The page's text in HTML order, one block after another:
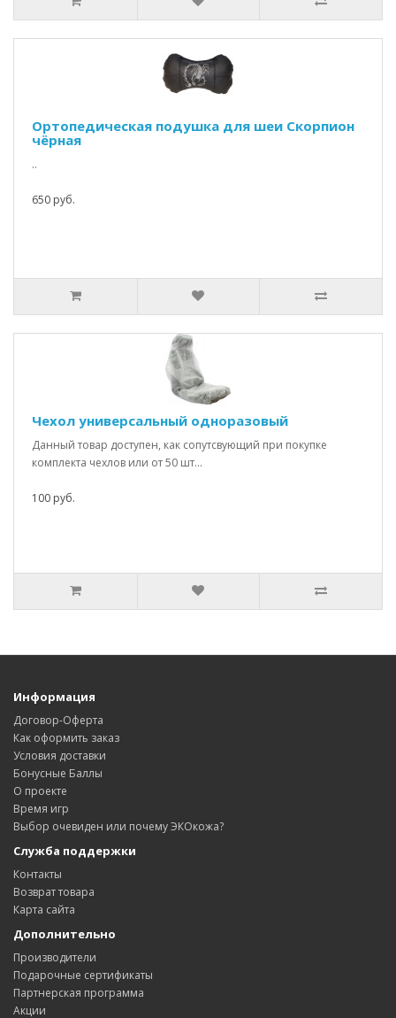
Ортопедическая подушка для шеи Скорпион
чёрная
..
650 руб.
Чехол универсальный одноразовый
Данный товар доступен, как сопутсвующий при покупке
комплекта чехлов или от 50 шт...
100 руб.
Информация
Договор-Оферта
Как оформить заказ
Условия доставки
Бонусные Баллы
О проекте
Время игр
Выбор очевиден или почему ЭКОкожа?
Служба поддержки
Контакты
Возврат товара
Карта сайта
Дополнительно
Производители
Подарочные сертификаты
Партнерская программа
Акции